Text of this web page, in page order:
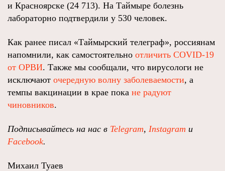
и Красноярске (24 713). На Таймыре болезнь
лабораторно подтвердили у 530 человек.
Как ранее писал «Таймырский телеграф», россиянам
напомнили, как самостоятельно отличить COVID-19
от ОРВИ. Также мы сообщали, что вирусологи не
исключают очередную волну заболеваемости, а
темпы вакцинации в крае пока не радуют
чиновников.
Подписывайтесь на нас в Telegram, Instagram и
Facebook.
Михаил Туаев